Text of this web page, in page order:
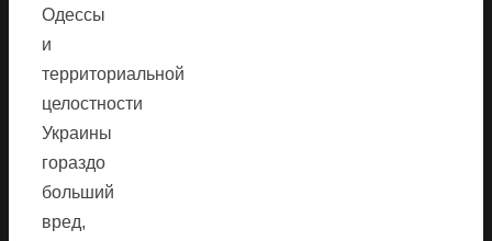
Одессы
и
территориальной
целостности
Украины
гораздо
больший
вред,